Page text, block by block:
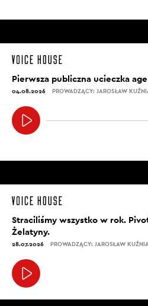
Pierwsza publiczna ucieczka
04.08.2026 PROWADZĄCY: JAROSŁAW
Straciliśmy wszystko w rok.
Żelatyny.
28.07.2026 PROWADZĄCY: JAROSŁAW